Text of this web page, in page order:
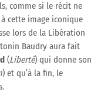
comme si le récit ne
cette image iconique
lors de la Libération
Baudry aura fait
(Liberté) qui donne son
) et qu’à la fin, le